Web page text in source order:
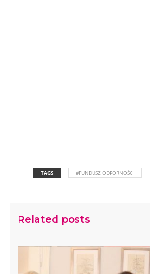
TAGS #FUNDUSZ ODPORNOŚCI
Related posts